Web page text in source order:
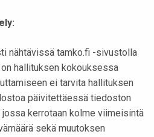
nähtävissä tamko.fi -sivustolla
hallituksen kokouksessa
ei tarvita hallituksen
päivitettäessä tiedoston
kerrotaan kolme viimeisintä
sekä muutoksen